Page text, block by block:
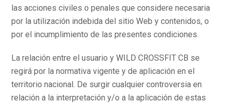
las acciones civiles o penales que considere necesaria
por la utilización indebida del sitio Web y contenidos, o
por el incumplimiento de las presentes condiciones.
La relación entre el usuario y WILD CROSSFIT CB se
regirá por la normativa vigente y de aplicación en el
territorio nacional. De surgir cualquier controversia en
relación a la interpretación y/o a la aplicación de estas